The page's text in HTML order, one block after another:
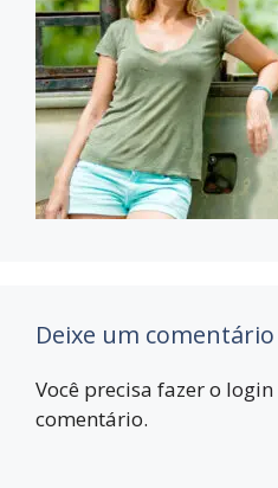
Deixe um comentário
Você precisa fazer o login
comentário.